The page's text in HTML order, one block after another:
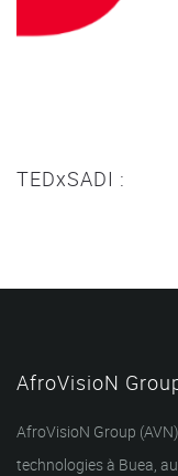
TEDxSADI :
AfroVisioN
AfroVisioN Group
technologies à Buea,